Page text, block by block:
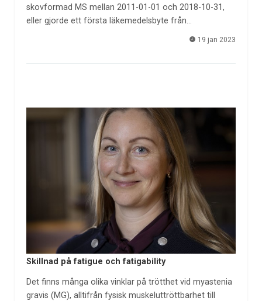
skovformad MS mellan 2011-01-01 och 2018-10-31,
eller gjorde ett första läkemedelsbyte från…
19 jan 2023
Skillnad på fatigue och fatigability
Det finns många olika vinklar på trötthet vid myastenia
gravis (MG), alltifrån fysisk muskeluttröttbarhet till